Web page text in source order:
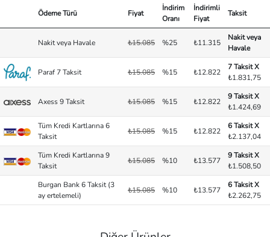
Ödeme Türü Fiyat
İndirim
Oranı
İndirimli
Fiyat
Taksit
Nakit veya Havale ₺15.085 %25 ₺11.315
Nakit veya
Havale
Paraf 7 Taksit ₺15.085 %15 ₺12.822
7 Taksit X
₺1.831,75
Axess 9 Taksit ₺15.085 %15 ₺12.822
9 Taksit X
₺1.424,69
Tüm Kredi Kartlarına 6
Taksit
₺15.085 %15 ₺12.822
6 Taksit X
₺2.137,04
Tüm Kredi Kartlarına 9
Taksit
₺15.085 %10 ₺13.577
9 Taksit X
₺1.508,50
Burgan Bank 6 Taksit (3
ay ertelemeli)
₺15.085 %10 ₺13.577
6 Taksit X
₺2.262,75